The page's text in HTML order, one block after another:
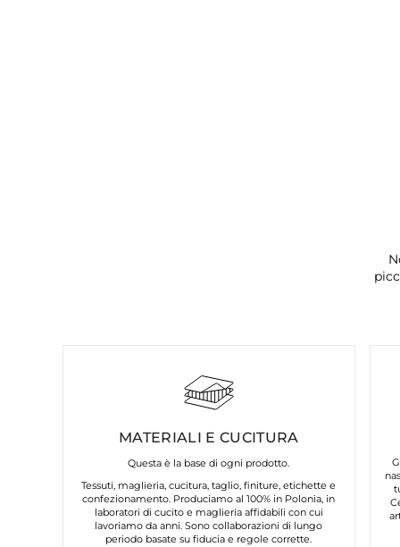
MATERIALI E CUCITURA
Questa è la base di ogni prodotto.
Tessuti, maglieria, cucitura, taglio, finiture, etichette e
confezionamento. Produciamo al 100% in Polonia, in
laboratori di cucito e maglieria affidabili con cui
lavoriamo da anni. Sono collaborazioni di lungo
periodo basate su fiducia e regole corrette.